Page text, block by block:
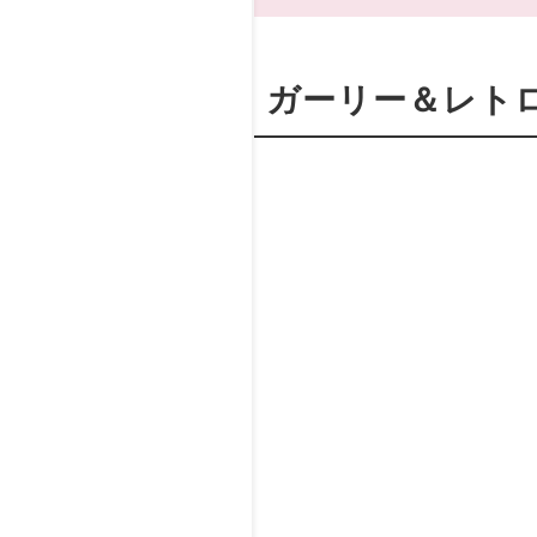
ガーリー＆レト